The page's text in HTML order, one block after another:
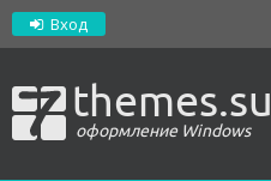
Вход
themes.su
оформление Windows